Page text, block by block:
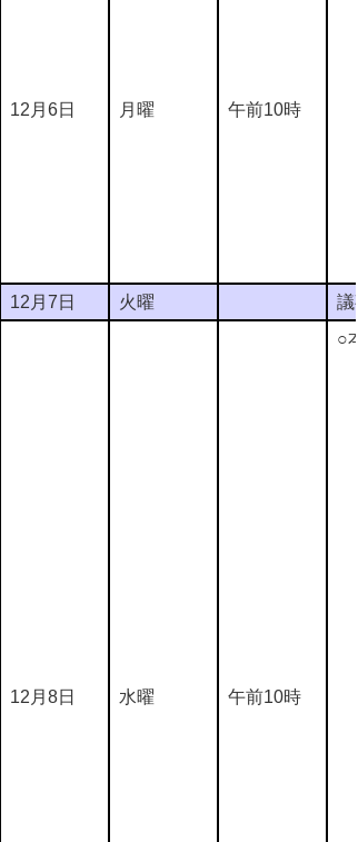
12月6日 月曜 午前10時
12月7日 火曜 議
12月8日 水曜 午前10時
○